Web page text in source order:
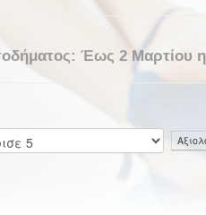
Έως 2 Μαρτίου